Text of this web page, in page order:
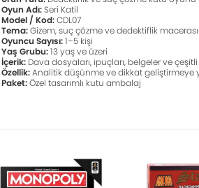
Oyun Adı:Seri Katil
Model / Kod:CDL07
Tema:Gizem, suç çözme ve dedektiflik macerası
Oyuncu Sayısı:1–5 kişi
Yaş Grubu:13 yaş ve üzeri
İçerik:Dava dosyaları, ipuçları, belgeler ve
Özellik:Analitik düşünme ve dikkat geliştirmeye
Paket:Özel tasarımlı kutu ambalaj